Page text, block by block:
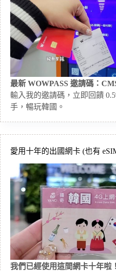
最新 WOWPASS 邀請碼：
輸入我的邀請碼，立即回饋
手，暢玩韓國。
愛用十年的出國網卡 (也有
我們已經使用這間網卡十年啦！